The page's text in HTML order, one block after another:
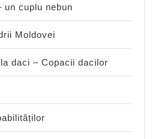
un cuplu nebun
Moldovei
daci – Copacii dacilor